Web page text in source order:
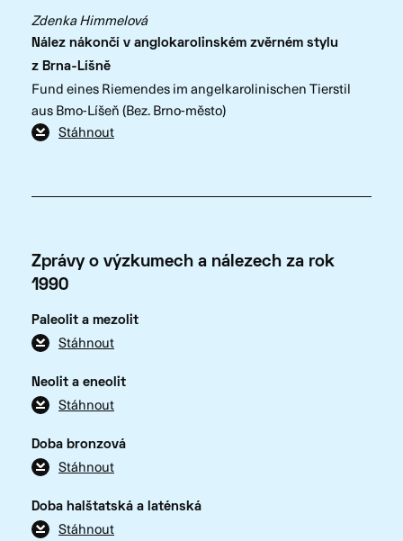
Zdenka Himmelová
Nález nákončí v anglokarolinském zvěrném stylu
z Brna-Líšně
Fund eines Riemendes im angelkarolinischen Tierstil
aus Bmo-Líšeň (Bez. Brno-město)
Stáhnout
Zprávy o výzkumech a nálezech za rok
1990
Paleolit a mezolit
Stáhnout
Neolit a eneolit
Stáhnout
Doba bronzová
Stáhnout
Doba halštatská a laténská
Stáhnout